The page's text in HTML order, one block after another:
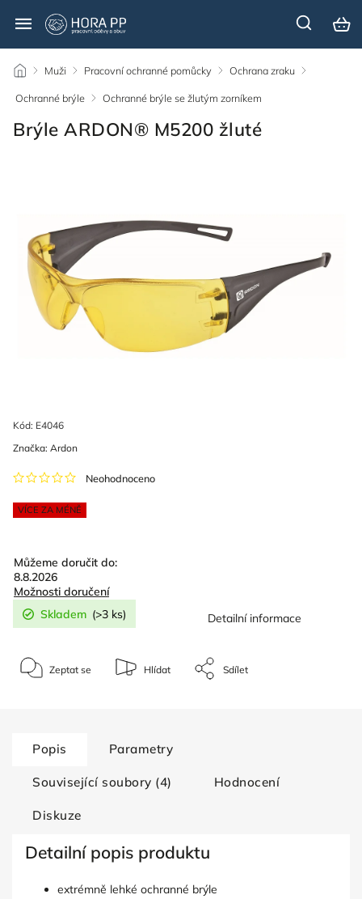
/ Muži / Pracovní ochranné pomůcky / Ochrana zraku /
Ochranné brýle / Ochranné brýle se žlutým zorníkem
Brýle ARDON® M5200 žluté
Kód: E4046
VÍCE ZA MÉNĚ
Neohodnoceno
Značka: Ardon
Můžeme doručit do:
8.8.2026
Možnosti doručení
Skladem (>3 ks) Detailní informace
Zeptat se Hlídat Sdílet
Popis Parametry
Související soubory (4) Hodnocení
Diskuze
Detailní popis produktu
extrémně lehké ochranné brýle